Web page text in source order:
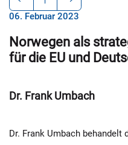
06. Februar 2023
Norwegen als
für die EU und
Dr. Frank Umbach
Dr. Frank Umbach